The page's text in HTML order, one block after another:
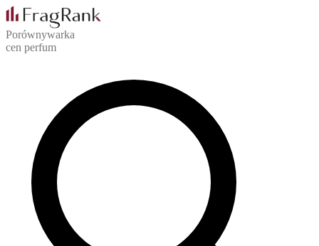
Porównywarka
cen perfum